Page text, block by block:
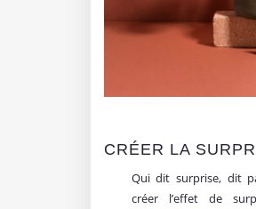
CRÉER LA
Qui dit surprise, dit
créer l’effet de